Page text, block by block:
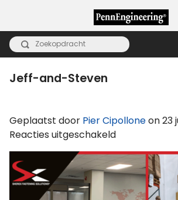
Jeff-and-Steven
Geplaatst door Pier Cipolloneon23
Reacties uitgeschakeldvoor
and-
Steven